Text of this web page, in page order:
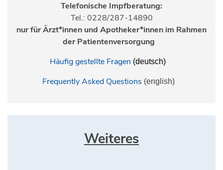
Telefonische Impfberatung:
Tel.: 0228/287-14890
nur für Ärzt*innen und Apotheker*innen im Rahmen
der Patientenversorgung
Häufig gestellte Fragen (deutsch)
Frequently Asked Questions (english)
Weiteres